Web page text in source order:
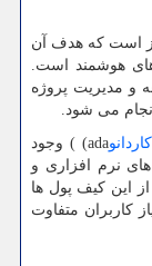
است که هدف آن
هوشمند است.
و مدیریت پروژه
می شود.
کاردانو(ada) وجود
نرم افزاری و
این کیف پول ها
کاربران متفاوت